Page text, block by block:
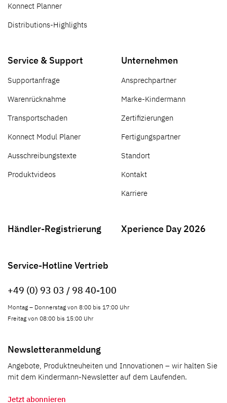
Konnect Planner
Distributions-Highlights
Service & Support
Supportanfrage
Warenrücknahme
Transportschaden
Konnect Modul Planer
Ausschreibungstexte
Produktvideos
Unternehmen
Ansprechpartner
Marke-Kindermann
Zertifizierungen
Fertigungspartner
Standort
Kontakt
Karriere
Händler-Registrierung Xperience Day 2026
Service-Hotline Vertrieb
+49 (0) 93 03 / 98 40-100
Montag – Donnerstag von 8:00 bis 17:00 Uhr
Freitag von 08:00 bis 15:00 Uhr
Newsletteranmeldung
Angebote, Produktneuheiten und Innovationen – wir halten Sie
mit dem Kindermann-Newsletter auf dem Laufenden.
Jetzt abonnieren